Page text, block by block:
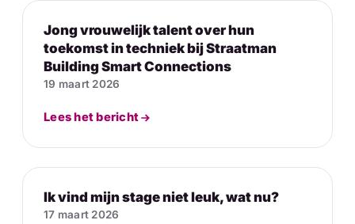
Jong vrouwelijk talent over hun
toekomst in techniek bij Straatman
Building Smart Connections
19 maart 2026
Lees het bericht
Ik vind mijn stage niet leuk, wat nu?
17 maart 2026